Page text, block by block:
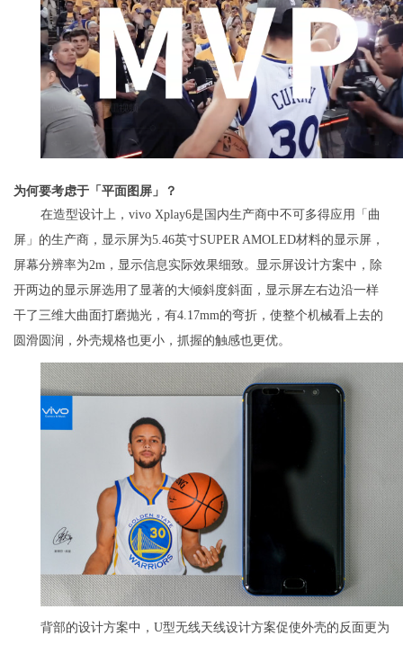
为何要考虑于「平面图屏」？
在造型设计上，vivo Xplay6是国内生产商中不可多得应用「曲
屏」的生产商，显示屏为5.46英寸SUPER AMOLED材料的显示屏，
屏幕分辨率为2m，显示信息实际效果细致。显示屏设计方案中，除
开两边的显示屏选用了显著的大倾斜度斜面，显示屏左右边沿一样
干了三维大曲面打磨抛光，有4.17mm的弯折，使整个机械看上去的
圆滑圆润，外壳规格也更小，抓握的触感也更优。
背部的设计方案中，U型无线天线设计方案促使外壳的反面更为